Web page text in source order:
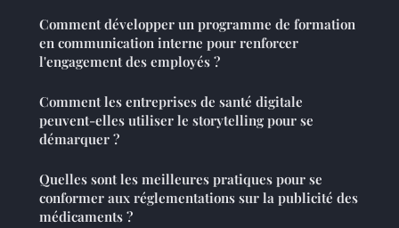
Comment développer un programme de formation
en communication interne pour renforcer
l'engagement des employés ?
Comment les entreprises de santé digitale
peuvent-elles utiliser le storytelling pour se
démarquer ?
Quelles sont les meilleures pratiques pour se
conformer aux réglementations sur la publicité des
médicaments ?